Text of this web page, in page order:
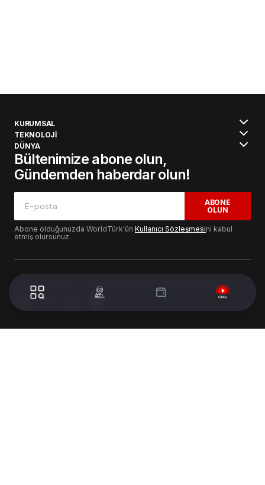
KURUMSAL
TEKNOLOJİ
DÜNYA
Bültenimize abone olun,
Gündemden haberdar olun!
ABONE
OLUN
Abone olduğunuzda WorldTürk'ün Kullanıcı Sözleşmesini kabul
etmiş olursunuz.
© 2024 WorldTurk. Tüm Hakları Saklıdır. - Tasarım & Geliştirme :
Volion's